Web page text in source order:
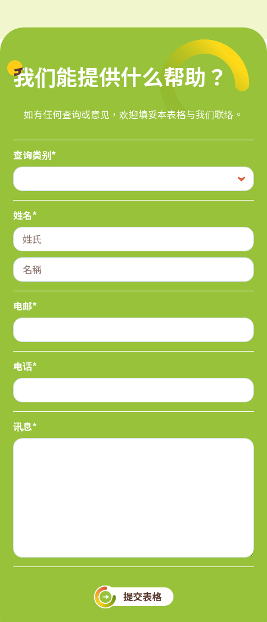
我们能提供什么帮助？
我们能提供什么帮助？
如有任何查询或意见，欢迎填妥本表格与我们联络。
查询类别*
姓名*
电邮*
电话*
讯息*
提交表格